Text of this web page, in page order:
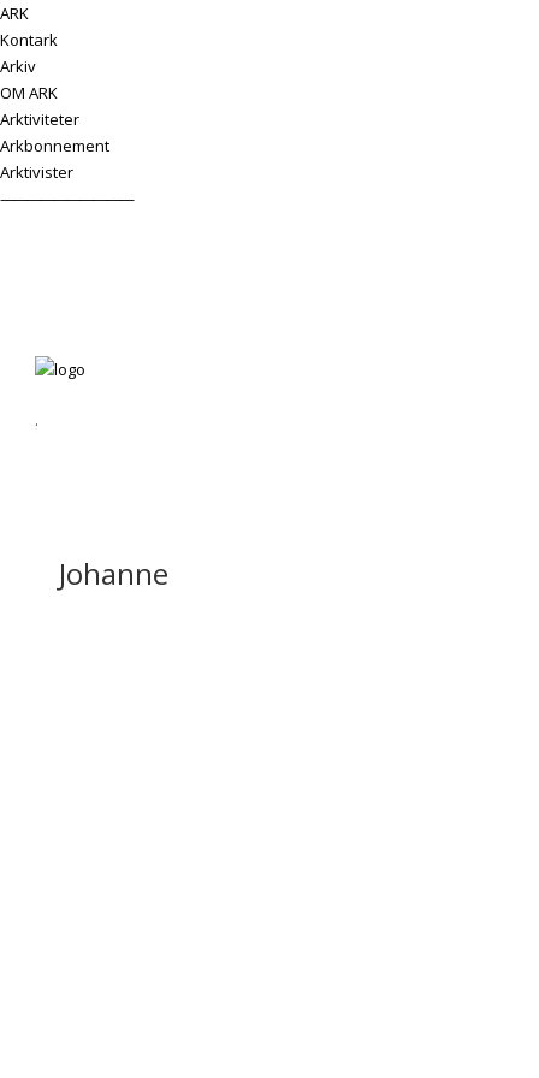
ARK
Kontark
Arkiv
OM ARK
Arktiviteter
Arkbonnement
Arktivister
——————————
.
Johanne